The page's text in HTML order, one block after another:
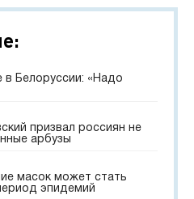
в Белоруссии: «Надо
призвал россиян не
арбузы
масок может стать
эпидемий